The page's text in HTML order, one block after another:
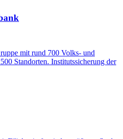
mit rund 700 Volks- und
Standorten. Institutssicherung der